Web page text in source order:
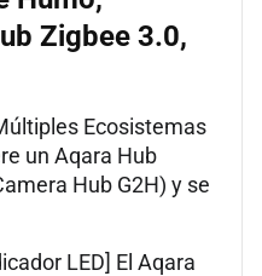
Zigbee 3.0,
Ecosistemas
un Aqara Hub
Hub G2H) y se
LED] El Aqara